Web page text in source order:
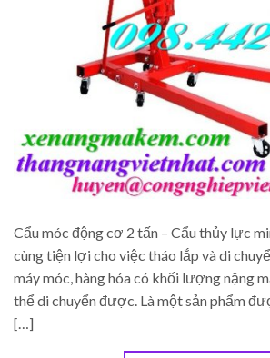
Cẩu móc động cơ 2 tấn – Cẩu thủy lực
cùng tiện lợi cho việc tháo lắp và di
máy móc, hàng hóa có khối lượng nặng
thể di chuyển được. Là một sản phẩm
[…]